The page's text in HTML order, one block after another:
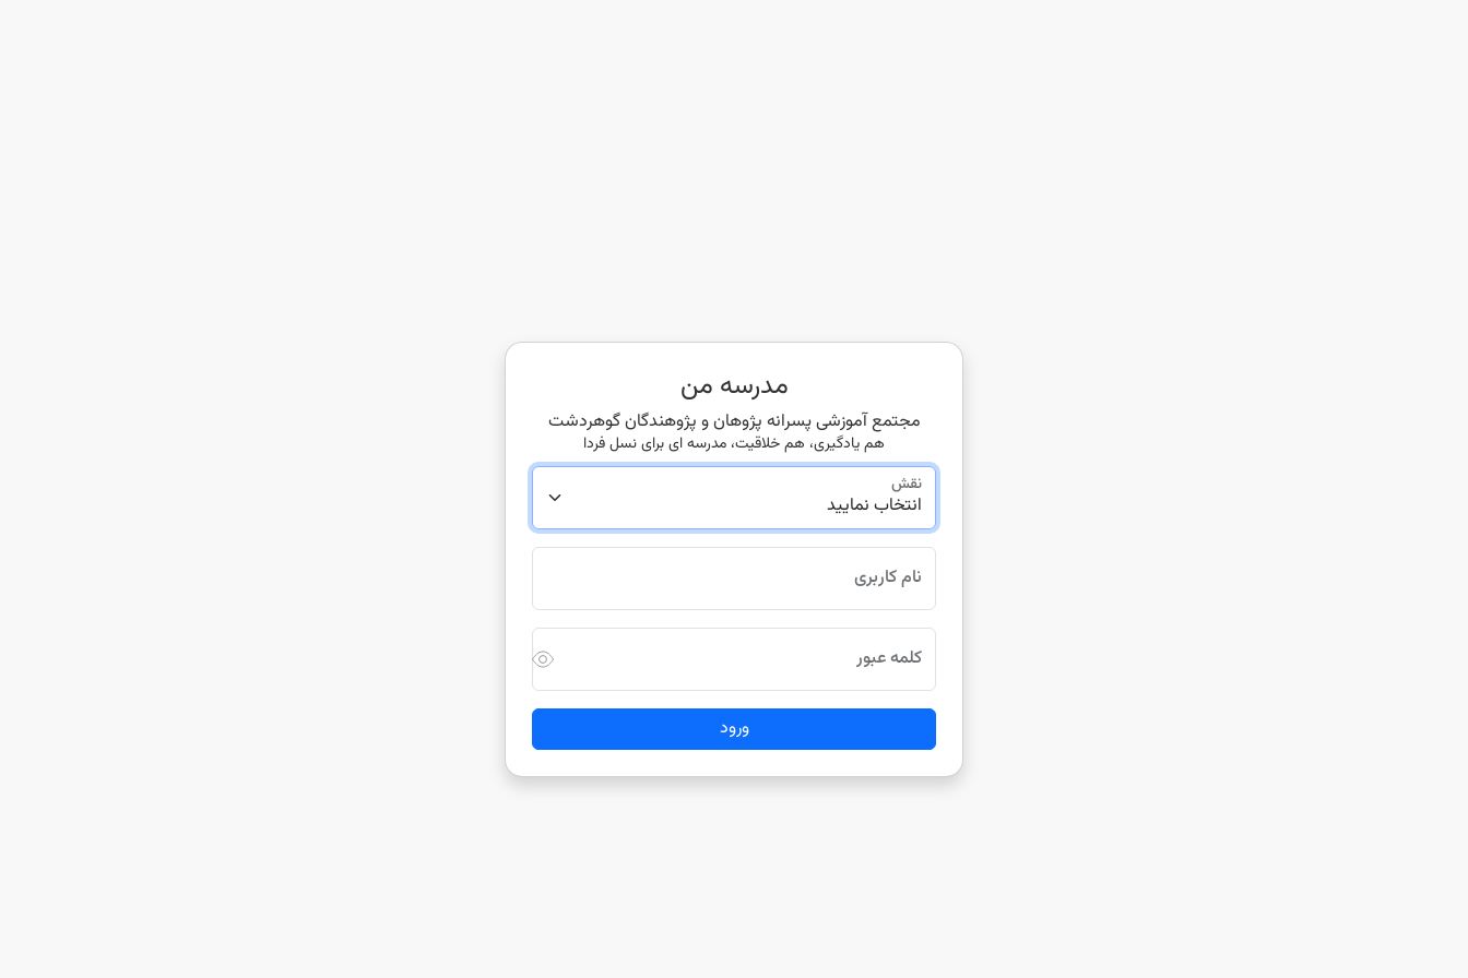
مدرسه من
مجتمع آموزشی پسرانه پژوهان و پژوهندگان گوهردشت
هم یادگیری، هم خلاقیت، مدرسه ای برای نسل فردا
نقش
نام کاربری
کلمه عبور
ورود